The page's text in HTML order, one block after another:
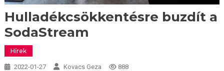
Hulladékcsökkentésre buzdít a
SodaStream
Hírek
2022-01-27 Kovacs Geza 888